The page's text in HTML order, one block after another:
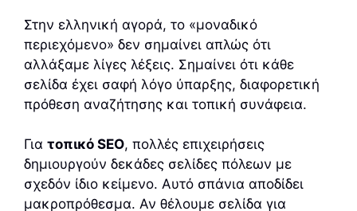
Στην ελληνική αγορά, το «μοναδικό
περιεχόμενο» δεν σημαίνει απλώς ότι
αλλάξαμε λίγες λέξεις. Σημαίνει ότι κάθε
σελίδα έχει σαφή λόγο ύπαρξης, διαφορετική
πρόθεση αναζήτησης και τοπική συνάφεια.
Για τοπικό SEO, πολλές επιχειρήσεις
δημιουργούν δεκάδες σελίδες πόλεων με
σχεδόν ίδιο κείμενο. Αυτό σπάνια αποδίδει
μακροπρόθεσμα. Αν θέλουμε σελίδα για